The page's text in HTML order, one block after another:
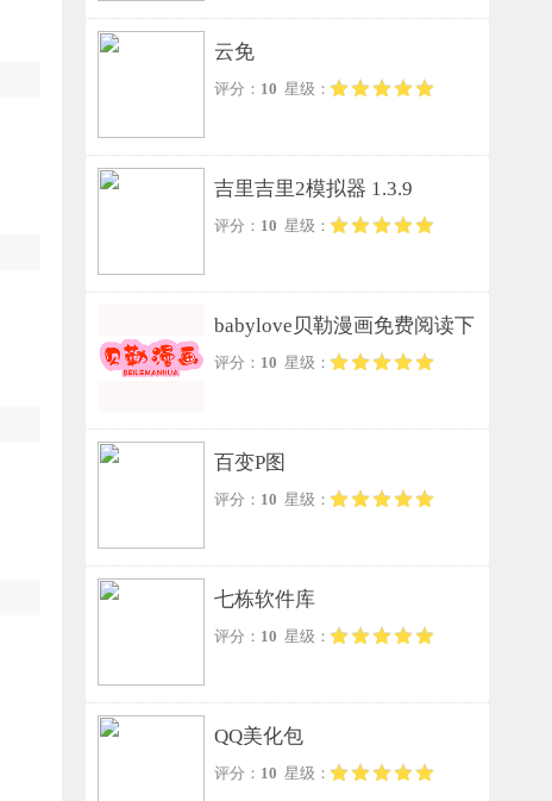
云免
评分： 10 星级：
吉里吉里2模拟器 1.3.9
评分： 10 星级：
babylove贝勒漫画免费阅读下
拉式
评分： 10 星级：
百变P图
评分： 10 星级：
七栋软件库
评分： 10 星级：
QQ美化包
评分： 10 星级：